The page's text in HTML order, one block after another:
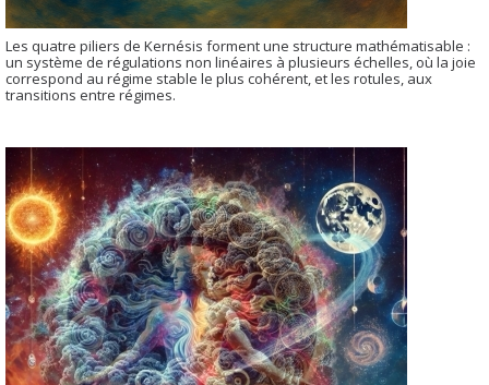
Les quatre piliers de Kernésis forment une structure mathématisable :
un système de régulations non linéaires à plusieurs échelles, où la joie
correspond au régime stable le plus cohérent, et les rotules, aux
transitions entre régimes.